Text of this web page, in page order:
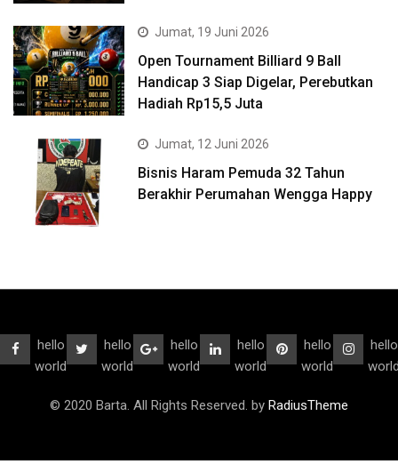
Jumat, 19 Juni 2026
Open Tournament Billiard 9 Ball
Handicap 3 Siap Digelar, Perebutkan
Hadiah Rp15,5 Juta
Jumat, 12 Juni 2026
Bisnis Haram Pemuda 32 Tahun
Berakhir Perumahan Wengga Happy
hello
world
hello
world
hello
world
hello
world
hello
world
hello
© 2020 Barta. All Rights Reserved. by RadiusTheme